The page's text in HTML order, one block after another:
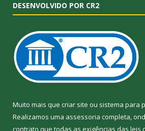
DESENVOLVIDO POR CR2
Muito mais que criar site ou sistema para
Realizamos uma assessoria completa,
contrato que todas as exigências das leis